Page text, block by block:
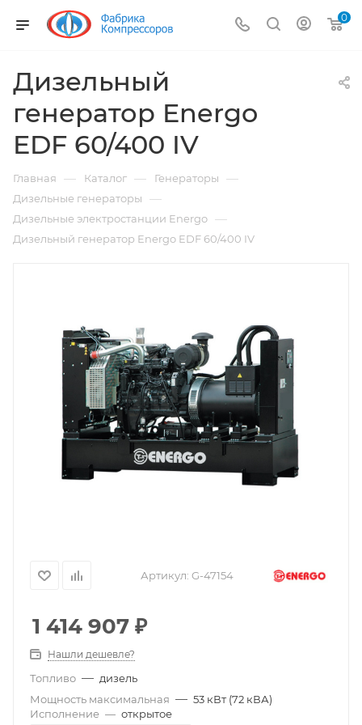
0
Дизельный
генератор Energo
EDF 60/400 IV
Главная — Каталог — Генераторы —
Дизельные генераторы —
Дизельные электростанции Energo —
Дизельный генератор Energo EDF 60/400 IV
Артикул: G-47154
1 414 907 ₽
Нашли дешевле?
Топливо — дизель
Мощность максимальная — 53 кВт (72 кВА)
Исполнение — открытое